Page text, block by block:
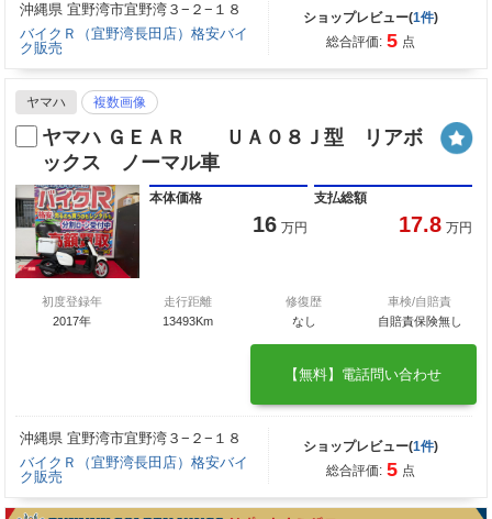
沖縄県 宜野湾市宜野湾３−２−１８
バイクＲ（宜野湾長田店）格安バイ
ク販売
ショップレビュー(1件)
総合評価: 5 点
ヤマハ 複数画像
ヤマハ ＧＥＡＲ ＵＡ０８Ｊ型 リアボ
ックス ノーマル車
本体価格
16 万円
支払総額
17.8 万円
初度登録年
2017年
走行距離
13493Km
修復歴
なし
車検/自賠責
自賠責保険無し
【無料】電話問い合わせ
沖縄県 宜野湾市宜野湾３−２−１８
バイクＲ（宜野湾長田店）格安バイ
ク販売
ショップレビュー(1件)
総合評価: 5 点